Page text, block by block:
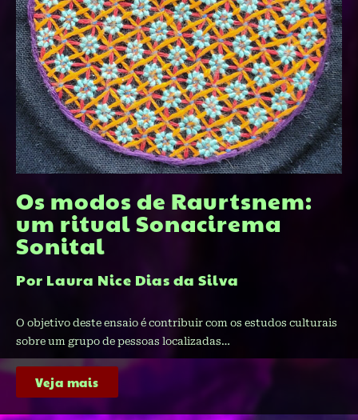
Os modos de Raurtsnem:
um ritual Sonacirema
Sonital
Por Laura Nice Dias da Silva
O objetivo deste ensaio é contribuir com os estudos culturais
sobre um grupo de pessoas localizadas…
Veja mais